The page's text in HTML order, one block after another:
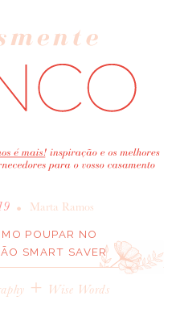
• Marta Ramos
POUPAR NO
SMART SAVER
+ Wise Words